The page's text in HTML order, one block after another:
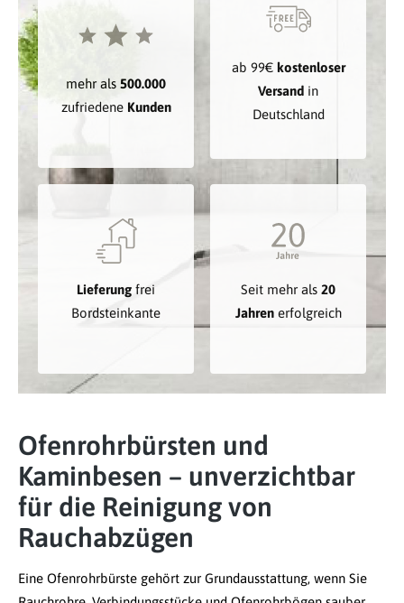
mehr als 500.000
zufriedene Kunden
ab 99€ kostenloser
Versand in
Deutschland
Lieferung frei
Bordsteinkante
Seit mehr als 20
Jahrenerfolgreich
Ofenrohrbürsten und
Kaminbesen – unverzichtbar
für die Reinigung von
Rauchabzügen
Eine Ofenrohrbürste gehört zur Grundausstattung, wenn Sie